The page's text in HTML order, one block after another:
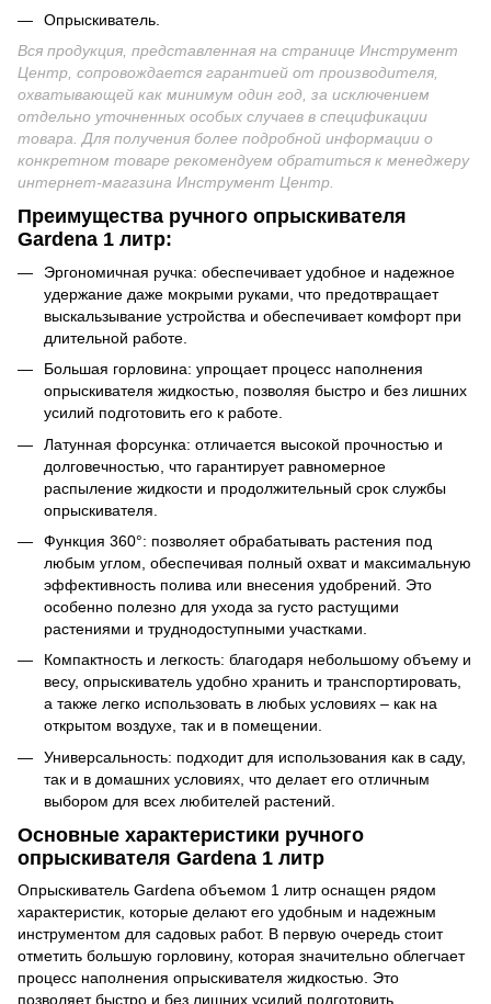
Опрыскиватель.
Вся продукция, представленная на странице Инструмент
Центр, сопровождается гарантией от производителя,
охватывающей как минимум один год, за исключением
отдельно уточненных особых случаев в спецификации
товара. Для получения более подробной информации о
конкретном товаре рекомендуем обратиться к менеджеру
интернет-магазина Инструмент Центр
Преимущества ручного опрыскивателя
Gardena 1 литр:
Эргономичная ручка: обеспечивает удобное и надежное
удержание даже мокрыми руками, что предотвращает
выскальзывание устройства и обеспечивает комфорт при
длительной работе.
Большая горловина: упрощает процесс наполнения
опрыскивателя жидкостью, позволяя быстро и без лишних
усилий подготовить его к работе.
Латунная форсунка: отличается высокой прочностью и
долговечностью, что гарантирует равномерное
распыление жидкости и продолжительный срок службы
опрыскивателя.
Функция 360°: позволяет обрабатывать растения под
любым углом, обеспечивая полный охват и максимальную
эффективность полива или внесения удобрений. Это
особенно полезно для ухода за густо растущими
растениями и труднодоступными участками.
Компактность и легкость: благодаря небольшому объему и
весу, опрыскиватель удобно хранить и транспортировать,
а также легко использовать в любых условиях – как на
открытом воздухе, так и в помещении.
Универсальность: подходит для использования как в саду,
так и в домашних условиях, что делает его отличным
выбором для всех любителей растений.
Основные характеристики ручного
опрыскивателя Gardena 1 литр
Опрыскиватель Gardena объемом 1 литр оснащен рядом
характеристик, которые делают его удобным и надежным
инструментом для садовых работ. В первую очередь стоит
отметить большую горловину, которая значительно облегчает
процесс наполнения опрыскивателя жидкостью. Это
позволяет быстро и без лишних усилий подготовить